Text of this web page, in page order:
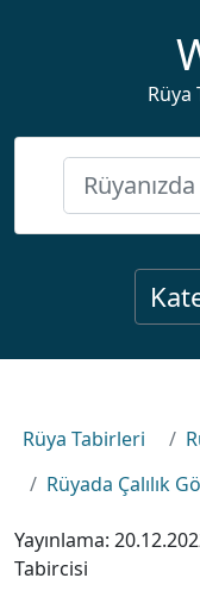
Rüya
Rüya Tabirleri
Rüyada Çalılık
Yayınlama:
Tabircisi